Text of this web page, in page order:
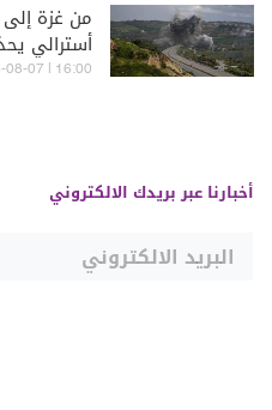
من غزة إلى
أسترالي
مراحله
16:00 | 2026-08-07
أخبارنا عبر بريدك الالكتروني